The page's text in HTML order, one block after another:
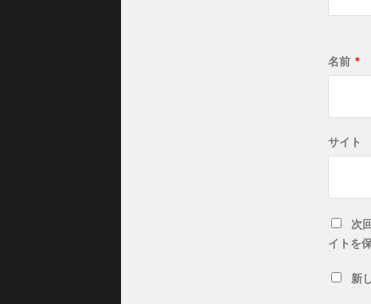
名前 *
サイト
次
イトを
新